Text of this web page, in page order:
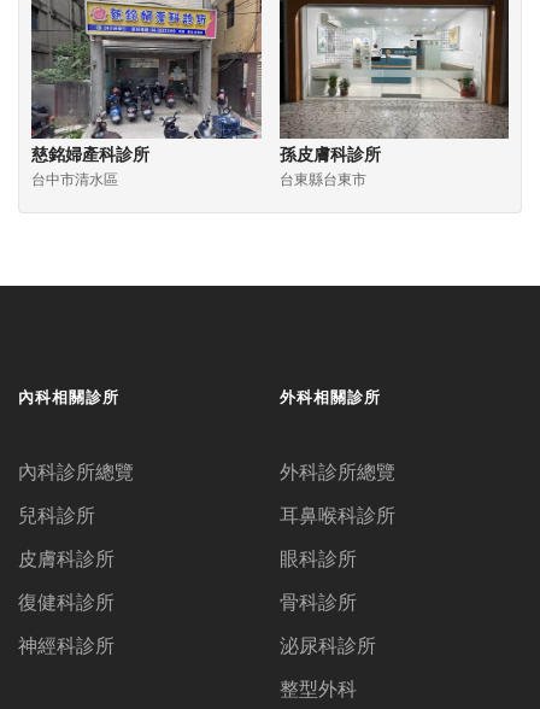
慈銘婦產科診所
台中市清水區
孫皮膚科診所
台東縣台東市
內科相關診所
內科診所總覽
兒科診所
皮膚科診所
復健科診所
神經科診所
外科相關診所
外科診所總覽
耳鼻喉科診所
眼科診所
骨科診所
泌尿科診所
整型外科